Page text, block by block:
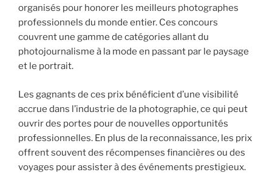
organisés pour honorer les meilleurs photographes
professionnels du monde entier. Ces concours
couvrent une gamme de catégories allant du
photojournalisme à la mode en passant par le paysage
et le portrait.
Les gagnants de ces prix bénéficient d’une visibilité
accrue dans l’industrie de la photographie, ce qui peut
ouvrir des portes pour de nouvelles opportunités
professionnelles. En plus de la reconnaissance, les prix
offrent souvent des récompenses financières ou des
voyages pour assister à des événements prestigieux.